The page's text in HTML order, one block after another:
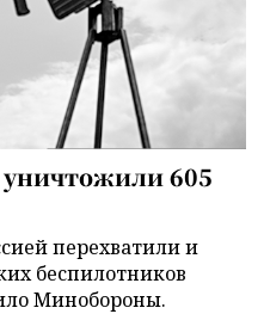
уничтожили 605
перехватили и
беспилотников
Минобороны.